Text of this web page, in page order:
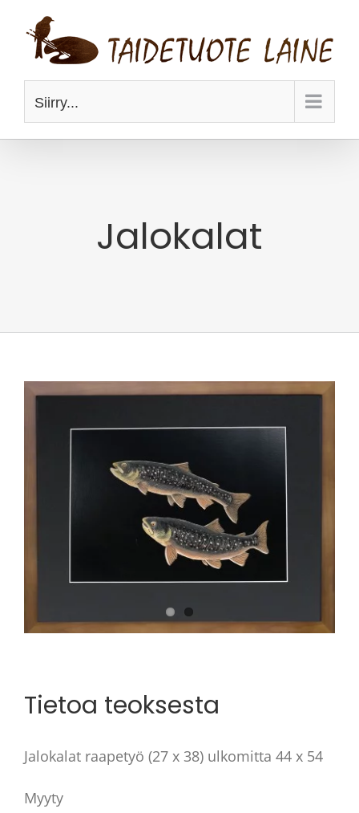
content
Siirry...
Jalokalat
View
Tietoa teoksesta
Jalokalat raapetyö (27 x 38) ulkomitta 44 x 54
Myyty